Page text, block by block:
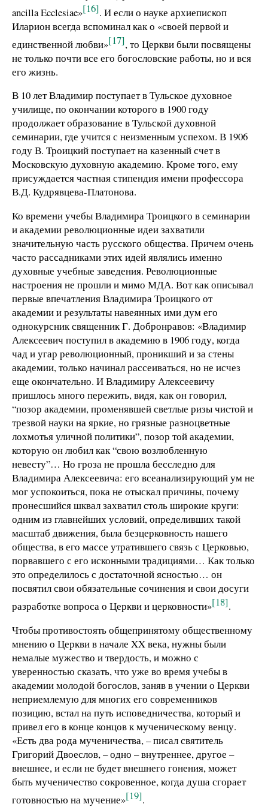
ancilla Ecclesiae»[16]. И если о науке архиепископ
Иларион всегда вспоминал как о «своей первой и
единственной любви»[17], то Церкви были посвящены
не только почти все его богословские работы, но и вся
его жизнь.
В 10 лет Владимир поступает в Тульское духовное
училище, по окончании которого в 1900 году
продолжает образование в Тульской духовной
семинарии, где учится с неизменным успехом. В 1906
году В. Троицкий поступает на казенный счет в
Московскую духовную академию. Кроме того, ему
присуждается частная стипендия имени профессора
В.Д. Кудрявцева-Платонова.
Ко времени учебы Владимира Троицкого в семинарии
и академии революционные идеи захватили
значительную часть русского общества. Причем очень
часто рассадниками этих идей являлись именно
духовные учебные заведения. Революционные
настроения не прошли и мимо МДА. Вот как описывал
первые впечатления Владимира Троицкого от
академии и результаты навеянных ими дум его
однокурсник священник Г. Добронравов: «Владимир
Алексеевич поступил в академию в 1906 году, когда
чад и угар революционный, проникший и за стены
академии, только начинал рассеиваться, но не исчез
еще окончательно. И Владимиру Алексеевичу
пришлось много пережить, видя, как он говорил,
“позор академии, променявшей светлые ризы чистой и
трезвой науки на яркие, но грязные разноцветные
лохмотья уличной политики”, позор той академии,
которую он любил как “свою возлюбленную
невесту”… Но гроза не прошла бесследно для
Владимира Алексеевича: его всеанализирующий ум не
мог успокоиться, пока не отыскал причины, почему
пронесшийся шквал захватил столь широкие круги:
одним из главнейших условий, определивших такой
масштаб движения, была безцерковность нашего
общества, в его массе утратившего связь с Церковью,
порвавшего с его исконными традициями… Как только
это определилось с достаточной ясностью… он
посвятил свои обязательные сочинения и свои досуги
разработке вопроса о Церкви и церковности»[18].
Чтобы противостоять общепринятому общественному
мнению о Церкви в начале XX века, нужны были
немалые мужество и твердость, и можно с
уверенностью сказать, что уже во время учебы в
академии молодой богослов, заняв в учении о Церкви
неприемлемую для многих его современников
позицию, встал на путь исповедничества, который и
привел его в конце концов к мученическому венцу.
«Есть два рода мученичества, – писал святитель
Григорий Двоеслов, – одно – внутреннее, другое –
внешнее, и если не будет внешнего гонения, может
быть мученичество сокровенное, когда душа сгорает
готовностью на мучение»[19].